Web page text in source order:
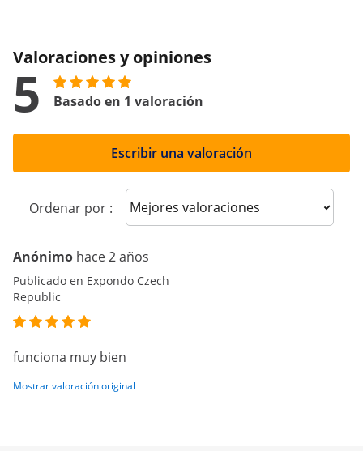
Valoraciones y opiniones
5 Basado en 1 valoración
Escribir una valoración
Ordenar por : Sort reviews
Anónimo hace 2 años
Publicado en Expondo Czech
Republic
funciona muy bien
Mostrar valoración original